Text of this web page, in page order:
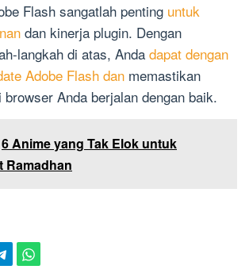
Flash sangatlah penting untuk
dan kinerja plugin. Dengan
langkah di atas, Anda dapat dengan
Adobe Flash dan memastikan
browser Anda berjalan dengan baik.
6 Anime yang Tak Elok untuk
Ramadhan